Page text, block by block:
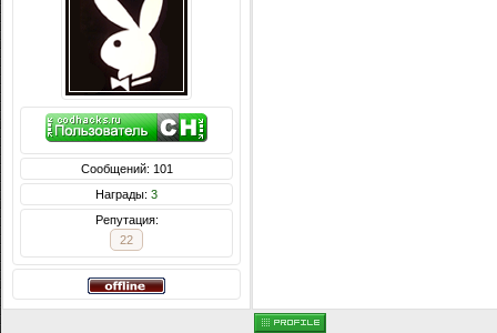
Сообщений: 101
Награды: 3
Репутация:
22